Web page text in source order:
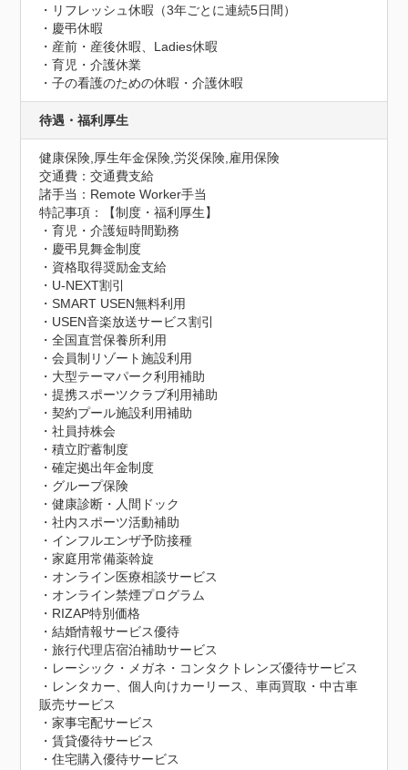
・リフレッシュ休暇（3年ごとに連続5日間）
・慶弔休暇
・産前・産後休暇、Ladies休暇
・育児・介護休業
・子の看護のための休暇・介護休暇
待遇・福利厚生
健康保険,厚生年金保険,労災保険,雇用保険
交通費：交通費支給
諸手当：Remote Worker手当
特記事項：【制度・福利厚生】
・育児・介護短時間勤務
・慶弔見舞金制度
・資格取得奨励金支給
・U-NEXT割引
・SMART USEN無料利用
・USEN音楽放送サービス割引
・全国直営保養所利用
・会員制リゾート施設利用
・大型テーマパーク利用補助
・提携スポーツクラブ利用補助
・契約プール施設利用補助
・社員持株会
・積立貯蓄制度
・確定拠出年金制度
・グループ保険
・健康診断・人間ドック
・社内スポーツ活動補助
・インフルエンザ予防接種
・家庭用常備薬斡旋
・オンライン医療相談サービス
・オンライン禁煙プログラム
・RIZAP特別価格
・結婚情報サービス優待
・旅行代理店宿泊補助サービス
・レーシック・メガネ・コンタクトレンズ優待サービス
・レンタカー、個人向けカーリース、車両買取・中古車
販売サービス
・家事宅配サービス
・賃貸優待サービス
・住宅購入優待サービス